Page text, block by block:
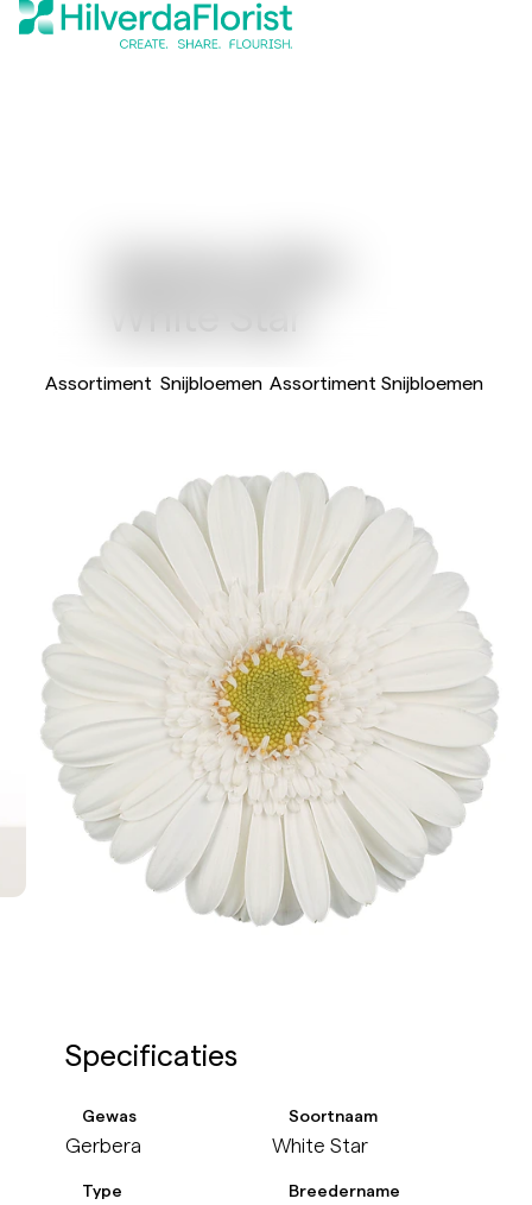
Assortiment Snijbloemen Assortiment Snijbloemen
Specificaties
Gewas
Gerbera
Soortnaam
White Star
Type Breedername